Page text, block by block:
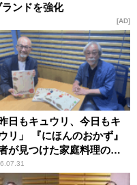
ンドを強化
AD
昨日もキュウリ、今日もキ
リ」 『にほんのおかず』
が見つけた家庭料理の知